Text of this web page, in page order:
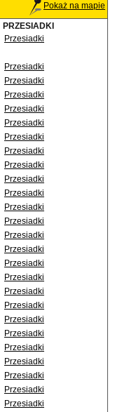
Pokaż na mapie
PRZESIADKI
Przesiadki
Przesiadki
Przesiadki
Przesiadki
Przesiadki
Przesiadki
Przesiadki
Przesiadki
Przesiadki
Przesiadki
Przesiadki
Przesiadki
Przesiadki
Przesiadki
Przesiadki
Przesiadki
Przesiadki
Przesiadki
Przesiadki
Przesiadki
Przesiadki
Przesiadki
Przesiadki
Przesiadki
Przesiadki
Przesiadki